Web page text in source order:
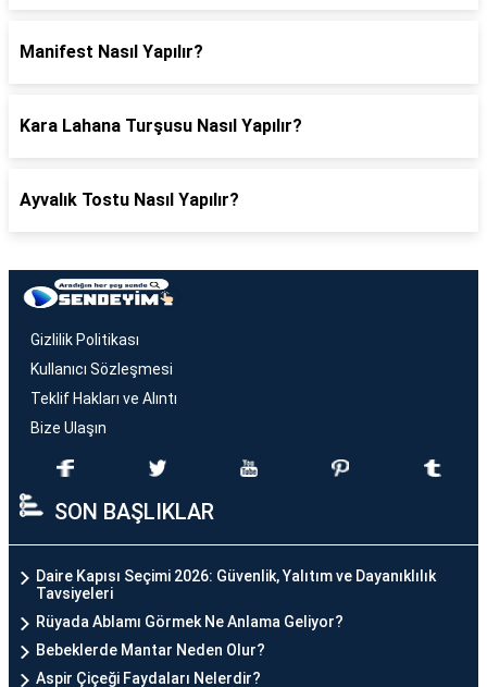
Manifest Nasıl Yapılır?
Kara Lahana Turşusu Nasıl Yapılır?
Ayvalık Tostu Nasıl Yapılır?
Gizlilik Politikası
Kullanıcı Sözleşmesi
Teklif Hakları ve Alıntı
Bize Ulaşın
SON BAŞLIKLAR
Daire Kapısı Seçimi 2026: Güvenlik, Yalıtım ve Dayanıklılık
Tavsiyeleri
Rüyada Ablamı Görmek Ne Anlama Geliyor?
Bebeklerde Mantar Neden Olur?
Aspir Çiçeği Faydaları Nelerdir?